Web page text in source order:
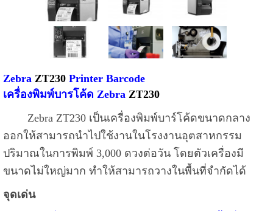
Zebra ZT230Printer Barcode
เครื่องพิมพ์บารโค้ด Zebra ZT230
Zebra ZT230 เป็นเครื่องพิมพ์บาร์โค้ดขนาดกลาง
ออกให้สามารถนำไปใช้งานในโรงงานอุตสาหกรรม
ปริมาณในการพิมพ์ 3,000 ดวงต่อวัน โดยตัวเครื่องมี
ขนาดไม่ใหญ่มาก ทำให้สามารถวางในพื้นที่จำกัดได้
จุดเด่น